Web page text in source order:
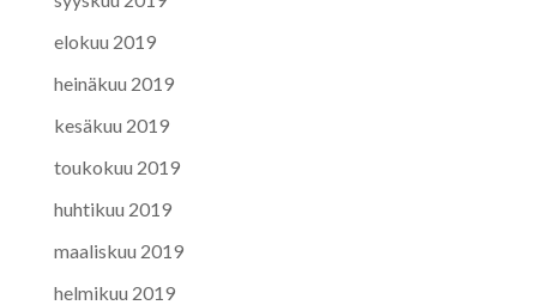
elokuu 2019
heinäkuu 2019
kesäkuu 2019
toukokuu 2019
huhtikuu 2019
maaliskuu 2019
helmikuu 2019